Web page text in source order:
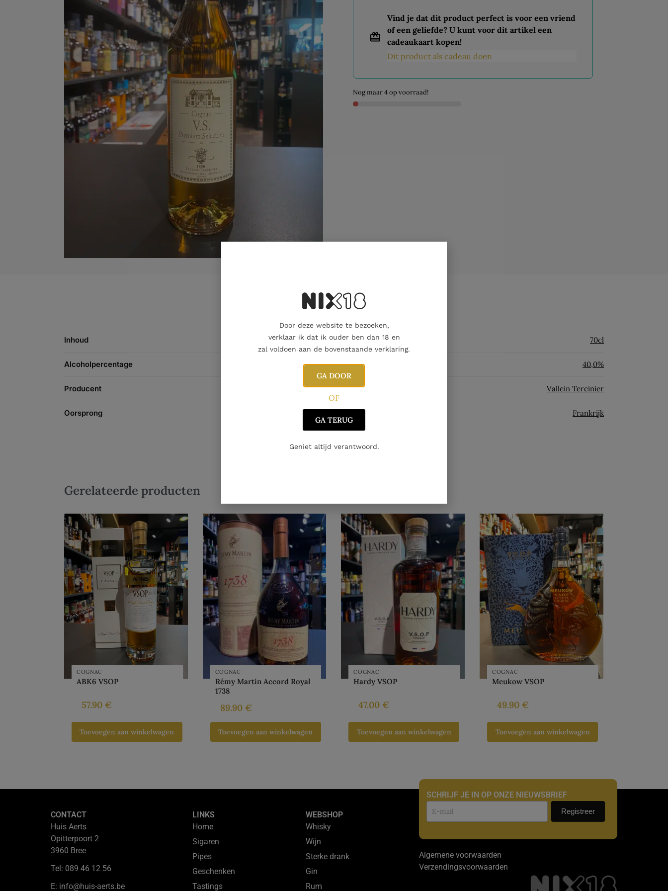
Vind je dat dit product perfect is voor een vriend
of een geliefde? U kunt voor dit artikel een
cadeaukaart kopen!
Dit product als cadeau doen
Nog maar 4 op voorraad!
Aanvullende informatie
Inhoud 70cl
Alcoholpercentage 40,0%
Producent Vallein Tercinier
Oorsprong Frankrijk
Gerelateerde producten
COGNAC
ABK6 VSOP
57.90 €
Toevoegen aan winkelwagen
COGNAC
Rémy Martin Accord Royal
1738
89.90 €
Toevoegen aan winkelwagen
COGNAC
Hardy VSOP
47.00 €
Toevoegen aan winkelwagen
COGNAC
Meukow VSOP
49.90 €
Toevoegen aan winkelwagen
CONTACT
Huis Aerts
Opitterpoort 2
3960 Bree
Tel: 089 46 12 56
E: info@huis-aerts.be
LINKS
Home
Sigaren
Pipes
Geschenken
Tastings
WEBSHOP
Whisky
Wijn
Sterke drank
Gin
Rum
SCHRIJF JE IN OP ONZE NIEUWSBRIEF
Nieuwsbrief Registreer
Algemene voorwaarden
Verzendingsvoorwaarden
Door deze website te bezoeken,
verklaar ik dat ik ouder ben dan 18 en
zal voldoen aan de bovenstaande verklaring.
GA DOOR
OF
GA TERUG
Geniet altijd verantwoord.